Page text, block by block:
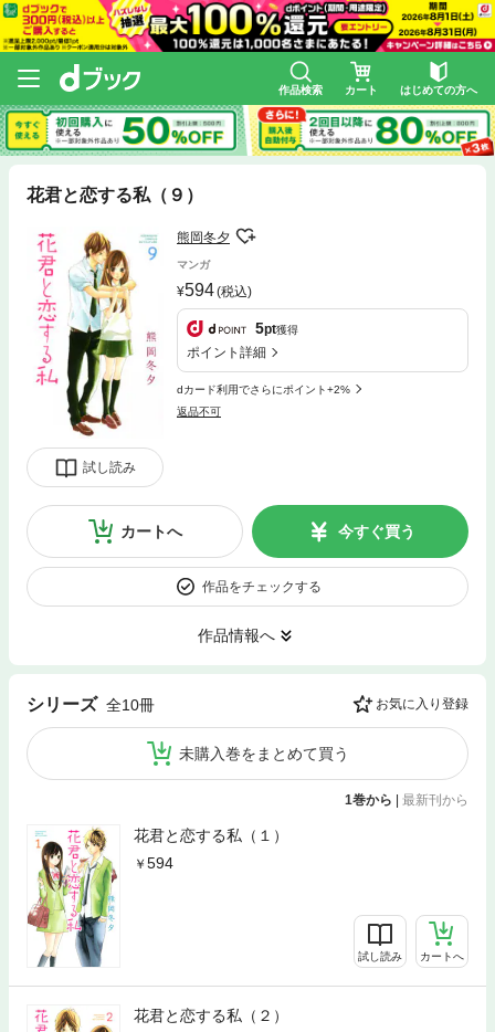
作品検索 カート はじめての方へ
花君と恋する私（９）
試し読み
熊岡冬夕
マンガ
594(税込)
5pt獲得
ポイント詳細
dカード利用でさらにポイント+2%
返品不可
カートへ 今すぐ買う
作品をチェックする
作品情報へ
シリーズ 全10冊 お気に入り登録
未購入巻をまとめて買う
1巻から | 最新刊から
花君と恋する私（１）
594
試し読み カートへ
花君と恋する私（２）